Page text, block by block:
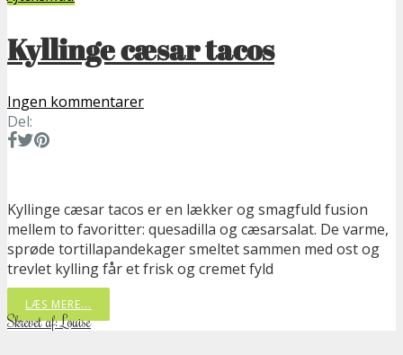
Kyllinge cæsar tacos
Ingen kommentarer
Del:
Kyllinge cæsar tacos er en lækker og smagfuld fusion
mellem to favoritter: quesadilla og cæsarsalat. De varme,
sprøde tortillapandekager smeltet sammen med ost og
trevlet kylling får et frisk og cremet fyld
LÆS MERE...
Skrevet af: Louise